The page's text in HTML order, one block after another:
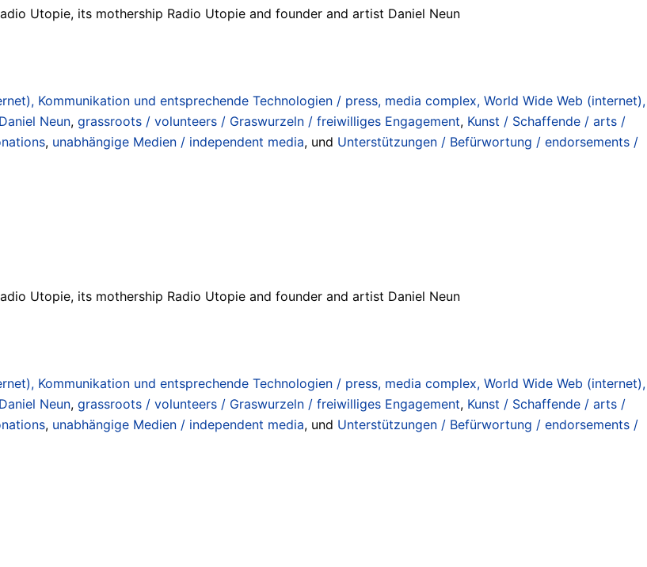
Utopie, its mothership Radio Utopie and founder and artist Daniel Neun
Kommunikation und entsprechende Technologien / press, media complex, World Wide Web (internet),
Daniel Neun, grassroots / volunteers / Graswurzeln / freiwilliges Engagement, Kunst / Schaffende / arts /
, unabhängige Medien / independent media, und Unterstützungen / Befürwortung / endorsements /
Utopie, its mothership Radio Utopie and founder and artist Daniel Neun
Kommunikation und entsprechende Technologien / press, media complex, World Wide Web (internet),
Daniel Neun, grassroots / volunteers / Graswurzeln / freiwilliges Engagement, Kunst / Schaffende / arts /
, unabhängige Medien / independent media, und Unterstützungen / Befürwortung / endorsements /